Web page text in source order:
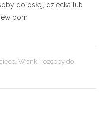
dorosłej, dziecka lub
born.
,Wianki i ozdoby do